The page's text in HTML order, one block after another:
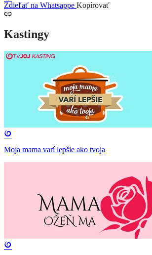
Zdieľať na Whatsappe Kopírovať
Kastingy
Moja mama varí lepšie ako tvoja